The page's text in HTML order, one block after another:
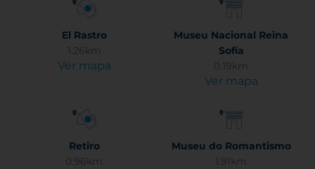
El Rastro
1.26km
Ver mapa
Museu Nacional Reina
Sofía
0.19km
Ver mapa
Retiro
0.96km
Museu do Romantismo
1.91km